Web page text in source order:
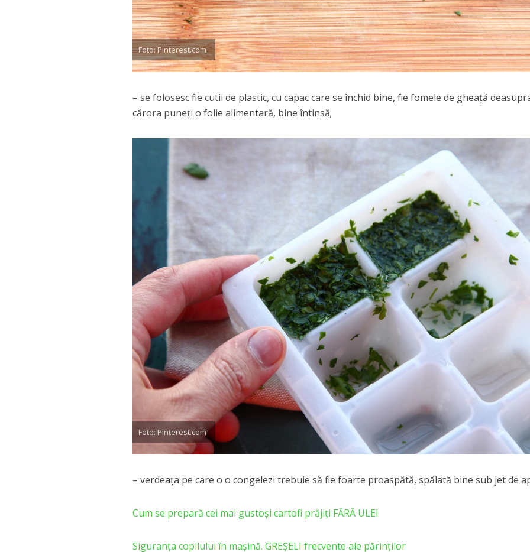
Foto: Pinterest.com
– se folosesc fie cutii de plastic, cu capac care se închid bine, fie fomele de gheață
cărora puneți o folie alimentară, bine întinsă;
Foto: Pinterest.com
– verdeaţa pe care o o congelezi trebuie să fie foarte proaspătă, spălată bine sub jet de
Cum se prepară cei mai gustoși cartofi prăjiți FĂRĂ ULEI
Siguranţa copilului în maşină. GREȘELI frecvente ale părinţilor